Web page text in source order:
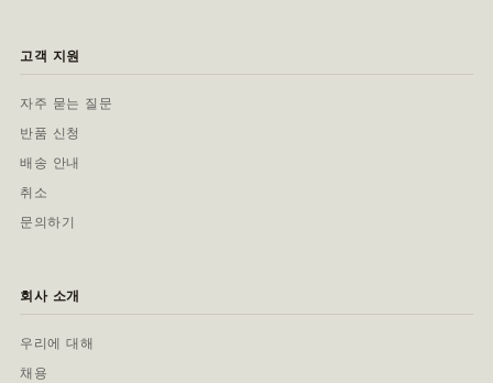
고객 지원
자주 묻는 질문
반품 신청
배송 안내
취소
문의하기
회사 소개
우리에 대해
채용